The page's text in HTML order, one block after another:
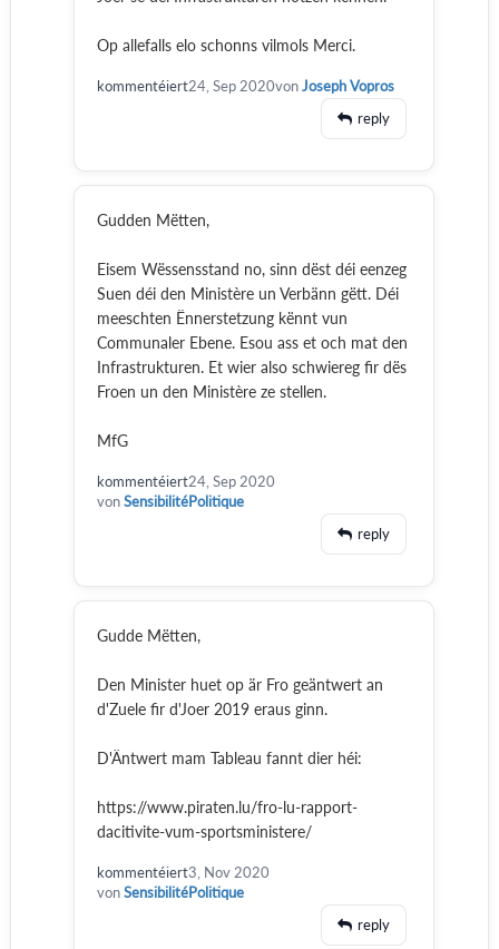
Op allefalls elo schonns vilmols Merci.
kommentéiert24, Sep 2020vonJoseph Vopros
reply
Gudden Mëtten,
Eisem Wëssensstand no, sinn dëst déi eenzeg
Suen déi den Ministère un Verbänn gëtt. Déi
meeschten Ënnerstetzung kënnt vun
Communaler Ebene. Esou ass et och mat den
Infrastrukturen. Et wier also schwiereg fir dës
Froen un den Ministère ze stellen.
MfG
kommentéiert24, Sep 2020
vonSensibilitéPolitique
reply
Gudde Mëtten,
Den Minister huet op är Fro geäntwert an
d'Zuele fir d'Joer 2019 eraus ginn.
D'Äntwert mam Tableau fannt dier héi:
https://www.piraten.lu/fro-lu-rapport-
dacitivite-vum-sportsministere/
kommentéiert3, Nov 2020
vonSensibilitéPolitique
reply